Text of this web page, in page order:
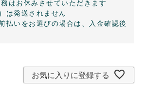
はお休みさせていただきます
は発送されません
払いをお選びの場合は、入金確認後
お気に入りに登録する